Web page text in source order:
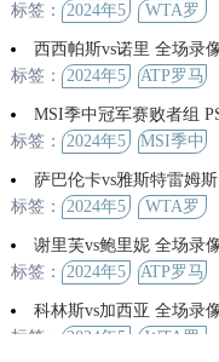
第4轮
标签：
2024年5
WTA罗
赛女单
第3轮
西西帕斯vs诺里 全场录
标签：
2024年5
ATP罗马
男单第3
轮
MSI季中冠军赛败者组 PSG vs G2
标签：
2024年5
MSI季中
败者组
萨巴伦卡vs雅斯特雷姆斯 全
标签：
2024年5
WTA罗
赛女单
第3轮
谢里芙vs鲍里妮 全场录
标签：
2024年5
ATP罗马
女单第2
轮
科林斯vs加西亚 全场录
标签：
2024年5
WTA罗